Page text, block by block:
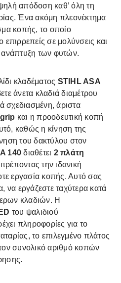
απόδοση καθ’ όλη τη
Ένα ακόμη πλεονέκτημα
κοπής, το οποίο
επιρρεπείς σε μολύνσεις και
ανάπτυξη των φυτών.
κλαδέματος STIHL ASA
άνετα κλαδιά διαμέτρου
σχεδιασμένη, άριστα
και η προοδευτική κοπή
καθώς η κίνηση της
του δακτύλου στον
140 διαθέτει 2 πλάτη
την ιδανική
εργασία κοπής. Αυτό σας
να εργάζεστε ταχύτερα κατά
κλαδιών. Η
του ψαλιδιού
πληροφορίες για το
το επιλεγμένο πλάτος
συνολικό αριθμό κοπών